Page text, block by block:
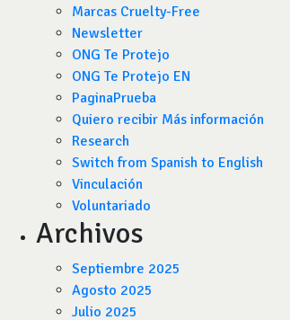
Marcas Cruelty-Free
Newsletter
ONG Te Protejo
ONG Te Protejo EN
PaginaPrueba
Quiero recibir Más información
Research
Switch from Spanish to English
Vinculación
Voluntariado
Archivos
Septiembre 2025
Agosto 2025
Julio 2025